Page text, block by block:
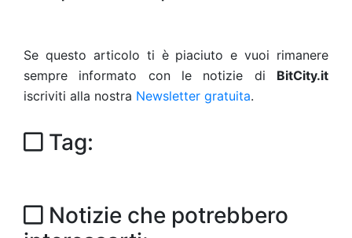
Se questo articolo ti è piaciuto e vuoi rimanere
sempre informato con le notizie di BitCity.it
iscriviti alla nostra Newsletter gratuita.
Tag:
Notizie che potrebbero